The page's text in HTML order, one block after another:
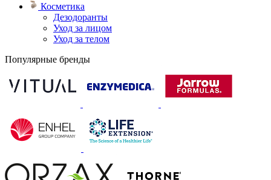
Косметика
Дезодоранты
Уход за лицом
Уход за телом
Популярные бренды